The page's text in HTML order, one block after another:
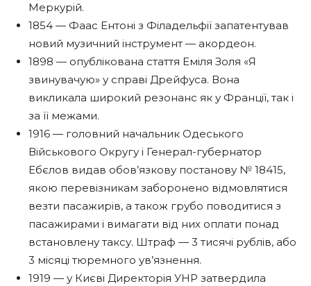
Меркурій.
1854 — Фаас Ентоні з Філадельфії запатентував
новий музичний інструмент — акордеон.
1898 — опублікована стаття Еміля Золя «Я
звинувачую» у справі Дрейфуса. Вона
викликала широкий резонанс як у Франції, так і
за її межами.
1916 — головний начальник Одеського
Військового Округу і Генерал-губернатор
Ебєлов видав обов’язкову постанову № 18415,
якою перевізникам заборонено відмовлятися
везти пасажирів, а також грубо поводитися з
пасажирами і вимагати від них оплати понад
встановлену таксу. Штраф — 3 тисячі рублів, або
3 місяці тюремного ув’язнення.
1919 — у Києві Директорія УНР затвердила